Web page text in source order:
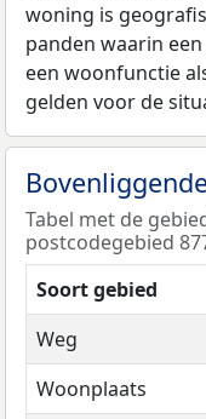
woning is
panden waarin
een woonfunctie
gelden voor de
Tabel met de
postcodegebied
Soort gebied
Weg
Woonplaats